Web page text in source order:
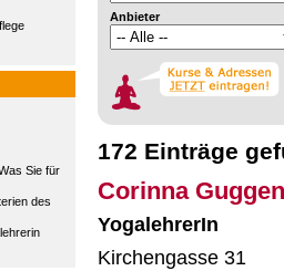
Sie für
des
Anbieter
172 Einträge
Corinna
YogalehrerIn
Kirchengasse 31